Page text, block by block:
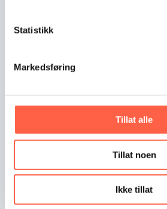
Statistikk
Markedsføring
Tillat alle
Tillat noen
Ikke tillat
Garda M-Flex 750, 25m LED
tyyppiä voidaan…